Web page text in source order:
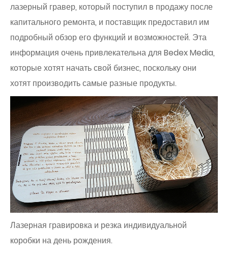
лазерный гравер, который поступил в продажу после
капитального ремонта, и поставщик предоставил им
подробный обзор его функций и возможностей. Эта
информация очень привлекательна для Bedex Media,
которые хотят начать свой бизнес, поскольку они
хотят производить самые разные продукты.
Лазерная гравировка и резка индивидуальной
коробки на день рождения.